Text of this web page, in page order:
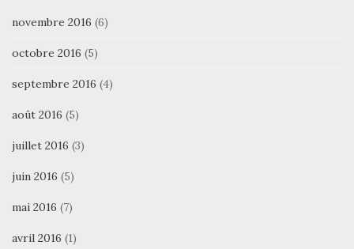
novembre 2016 (6)
octobre 2016 (5)
septembre 2016 (4)
août 2016 (5)
juillet 2016 (3)
juin 2016 (5)
mai 2016 (7)
avril 2016 (1)